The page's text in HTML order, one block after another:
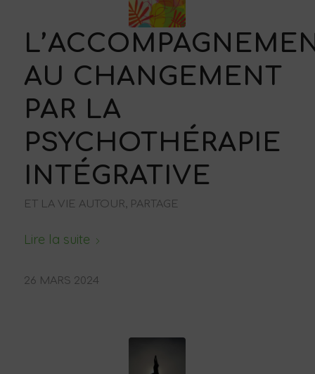
AU CHANGEMENT
PAR LA
PSYCHOTHÉRAPIE
INTÉGRATIVE
ET LA VIE AUTOUR, PARTAGE
Lire la suite
26 MARS 2024